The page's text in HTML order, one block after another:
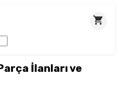
İlanları ve